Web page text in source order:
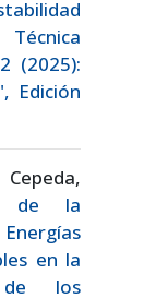
(2025):
Edición
de la
en la
de los